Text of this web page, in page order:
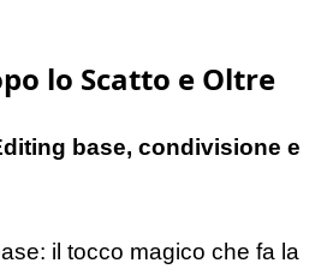
lo Scatto e Oltre
base, condivisione e
il tocco magico che fa la